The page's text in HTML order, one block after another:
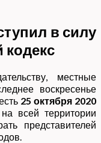
в силу
местные
воскресенье
25 октября 2020
всей территории
представителей